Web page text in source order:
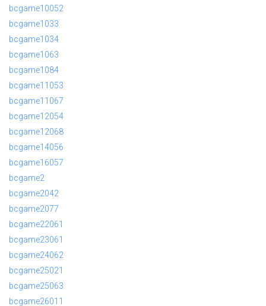
bcgame10052
bcgame1033
bcgame1034
bcgame1063
bcgame1084
bcgame11053
bcgame11067
bcgame12054
bcgame12068
bcgame14056
bcgame16057
bcgame2
bcgame2042
bcgame2077
bcgame22061
bcgame23061
bcgame24062
bcgame25021
bcgame25063
bcgame26011